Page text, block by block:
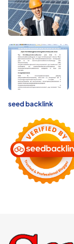
seed backlink